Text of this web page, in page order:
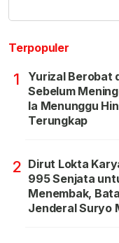
Terpopuler
1
Yurizal Berobat
Sebelum
Ia Menunggu
Terungkap
2 Dirut Lokta
995 Senjata
Menembak,
Jenderal Suryo